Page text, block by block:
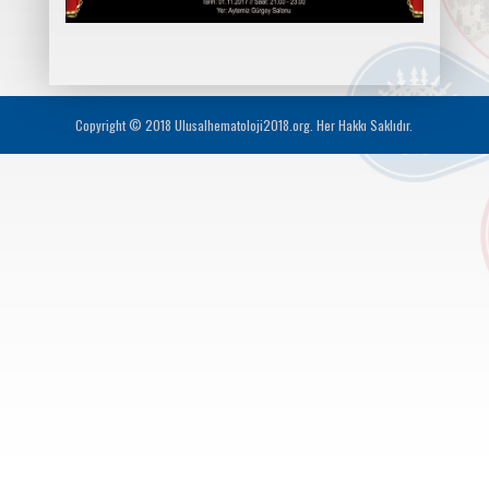
Copyright © 2018 Ulusalhematoloji2018.org. Her Hakkı Saklıdır.